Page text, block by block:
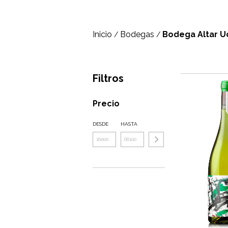
Inicio / Bodegas / Bodega Altar
Filtros
Precio
DESDE HASTA